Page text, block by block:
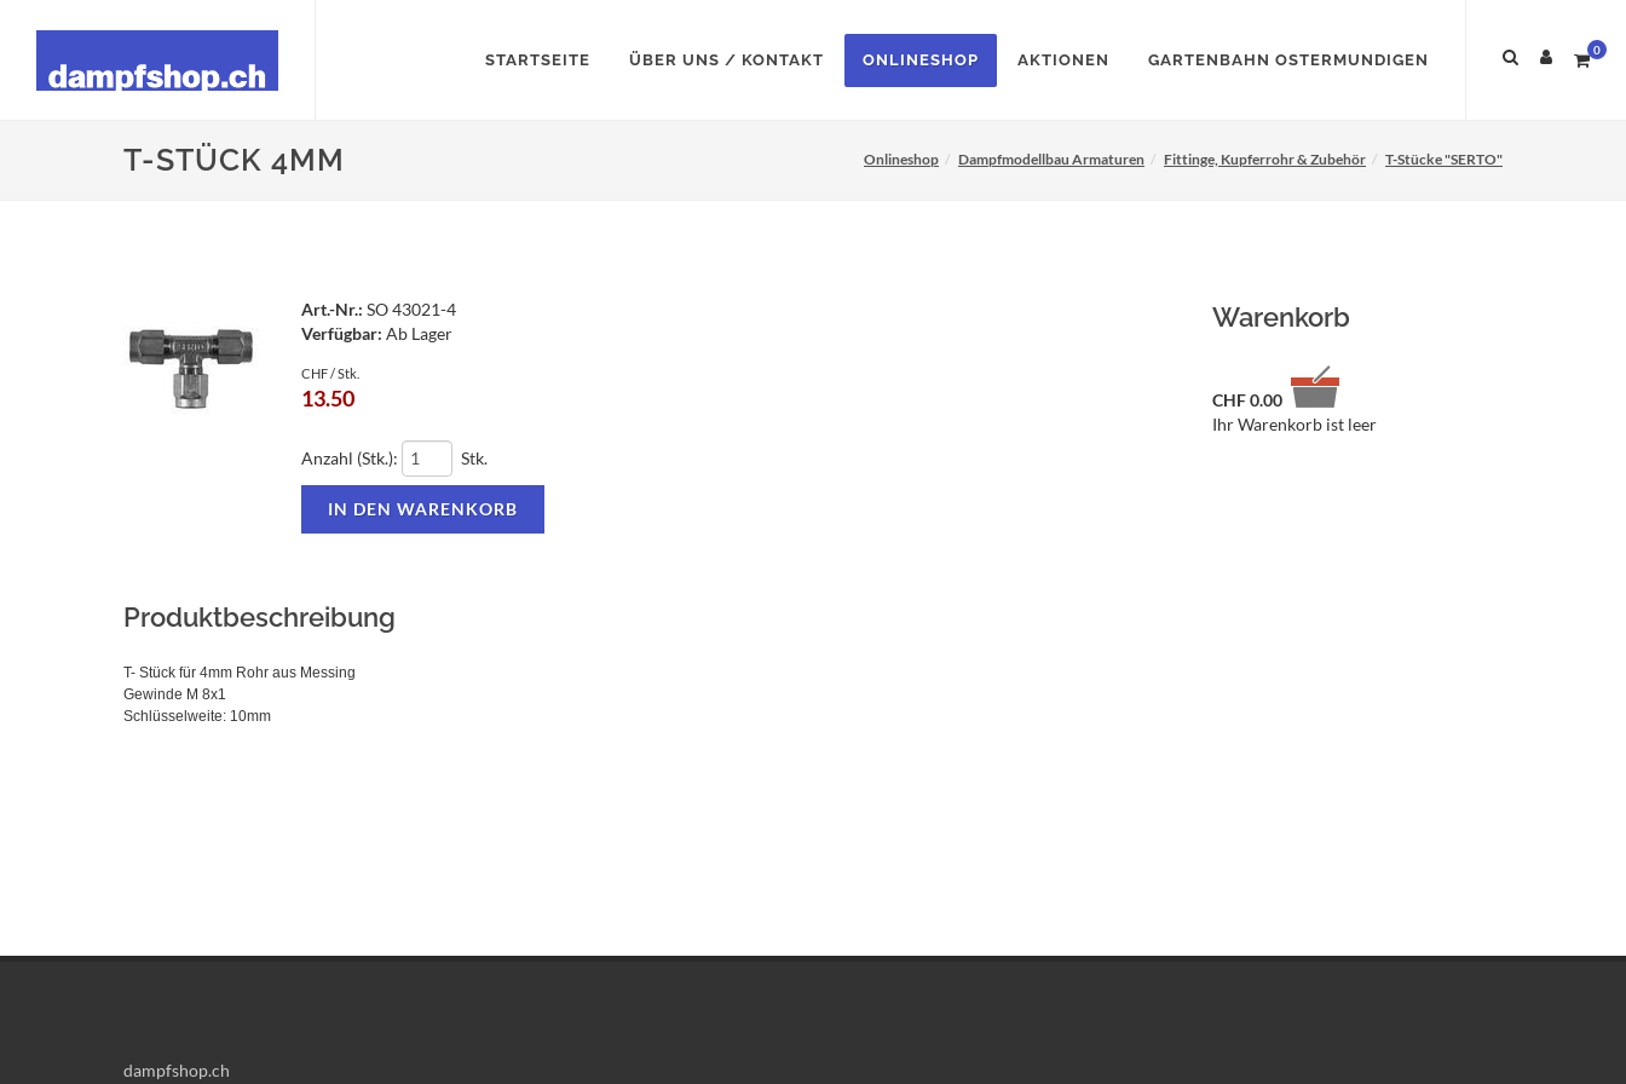
STARTSEITE ÜBER UNS / KONTAKT ONLINESHOP AKTIONEN GARTENBAHN OSTERMUNDIGEN
0
T-STÜCK 4MM Onlineshop Dampfmodellbau Armaturen Fittinge, Kupferrohr & Zubehör T-Stücke "SERTO"
Art.-Nr.: SO 43021-4
Verfügbar: Ab Lager
CHF / Stk.
13.50
Anzahl (Stk.): Stk.
Produktbeschreibung
T- Stück für 4mm Rohr aus Messing
Gewinde M 8x1
Schlüsselweite: 10mm
Warenkorb
CHF0.00
Ihr Warenkorb ist leer
dampfshop.ch